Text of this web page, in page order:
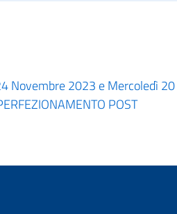
Novembre 2023 e Mercoledì 20
POST